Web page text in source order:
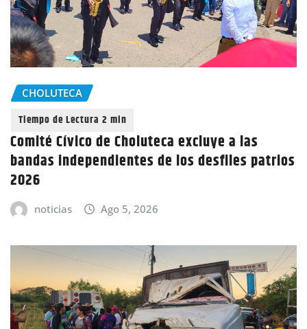
CHOLUTECA
Comité Cívico de Choluteca excluye a las
bandas independientes de los desfiles patrios
2026
noticias Ago 5, 2026